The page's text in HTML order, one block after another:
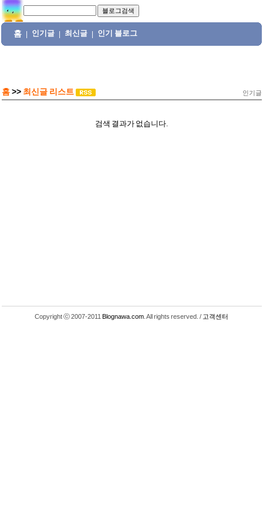
홈 인기글 최신글 인기 블로그
홈 >> 최신글 리스트 인기글
검색 결과가 없습니다.
Copyright ⓒ 2007-2011 Blognawa.com . All rights reserved. / 고객센터